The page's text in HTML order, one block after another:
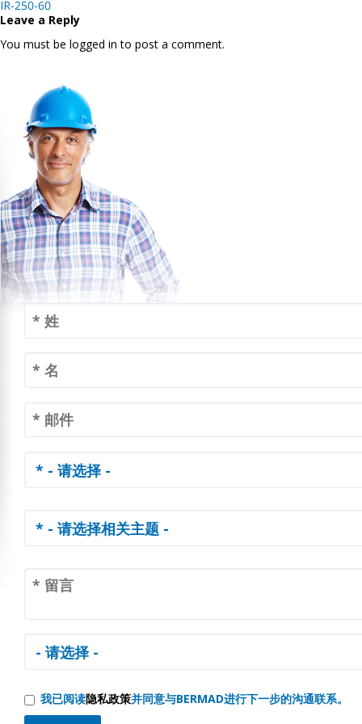
navigation
IR-250-60
Leave a Reply
You must be logged in to post a comment.
我已阅读隐私政策并同意与BERMAD进行下一步的沟通联系。